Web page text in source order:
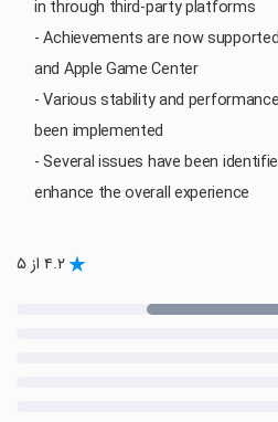
in through third-party platforms
- Achievements are now
and Apple Game Center
- Various stability and
been implemented
- Several issues have been
enhance the overall experience
۴.۲ از ۵